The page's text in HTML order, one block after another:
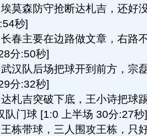
莫森防守抢断达札吉，还好
秒]
春主要在边路做文章，右路
分:50秒]
汉队后场把球开到前方，宗
分:32秒]
札吉突破下底，王小诗把球
队门球 [1:0 上半场 30分:27秒]
栋带球，三人围攻王栋，只